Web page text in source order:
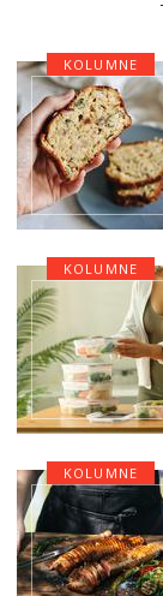
KOLUMNE
KOLUMNE
KOLUMNE